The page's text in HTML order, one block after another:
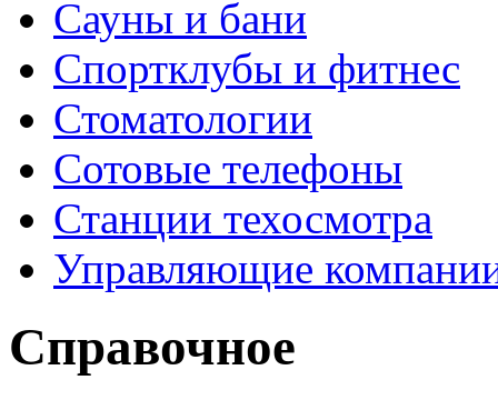
Сауны и бани
Спортклубы и фитнес
Стоматологии
Сотовые телефоны
Станции техосмотра
Управляющие
Справочное